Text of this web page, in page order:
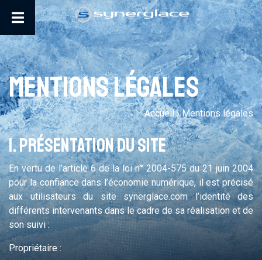
Mentions légales
Accueil›Mentions légales
1. PRÉSENTATION DU SITE
En vertu de l’article 6 de la loi n° 2004-575 du 21 juin 2004
pour la confiance dans l’économie numérique, il est précisé
aux utilisateurs du site synerglace.com l’identité des
différents intervenants dans le cadre de sa réalisation et de
son suivi :
Propriétaire :